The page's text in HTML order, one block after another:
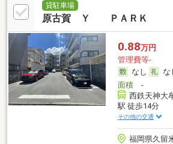
貸駐車場
原古賀 Ｙ ＰＡＲＫ
0.88万円
管理費等-
なし
な
面積-
西鉄天神大
駅 徒歩14分
その他の交通
福岡県久留